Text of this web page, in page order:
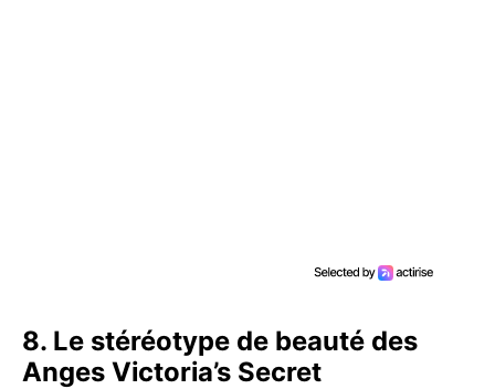
8. Le stéréotype de beauté des
Anges Victoria’s Secret